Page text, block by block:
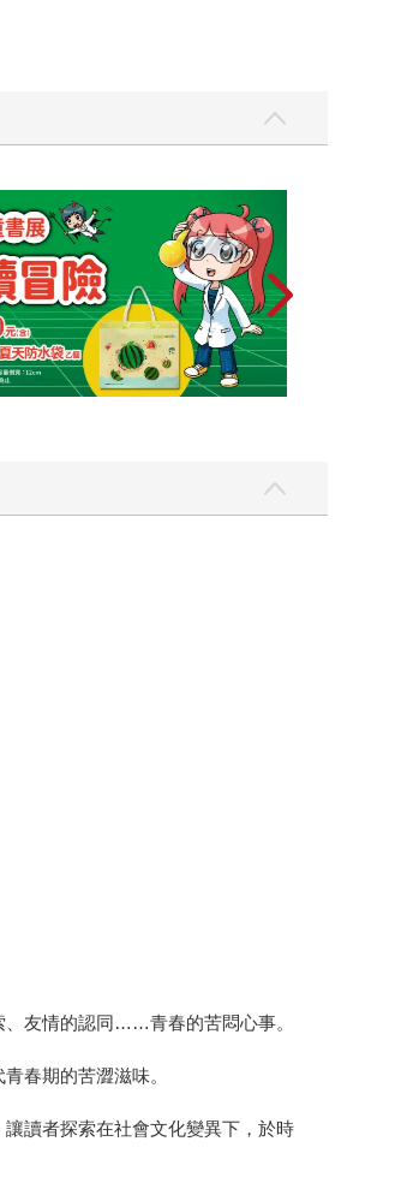
、友情的認同……青春的苦悶心事。
春期的苦澀滋味。
讀者探索在社會文化變異下，於時